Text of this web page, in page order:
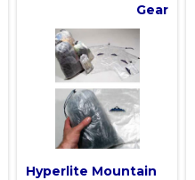
Gear
Hyperlite Mountain